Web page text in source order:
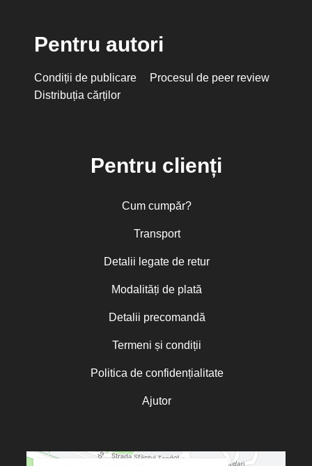
Pentru autori
Condiții de publicare
Procesul de peer review
Distribuția cărților
Pentru clienți
Cum cumpăr?
Transport
Detalii legate de retur
Modalități de plată
Detalii precomandă
Termeni și condiții
Politica de confidențialitate
Ajutor